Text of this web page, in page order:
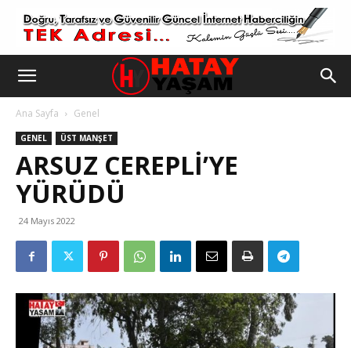
Ana Sayfa Genel
GENEL ÜST MANŞET
ARSUZ CEREPLİ’YE
YÜRÜDÜ
24 Mayıs 2022